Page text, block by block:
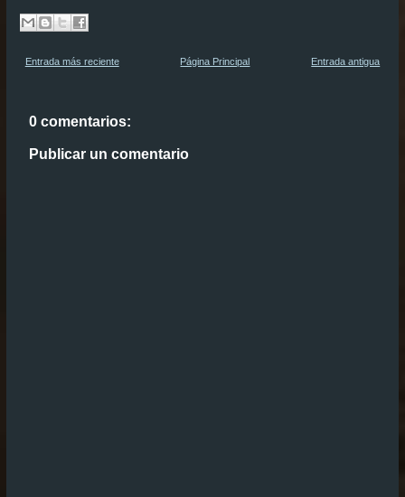
Entrada más reciente Entrada antigua
Página Principal
0 comentarios:
Publicar un comentario